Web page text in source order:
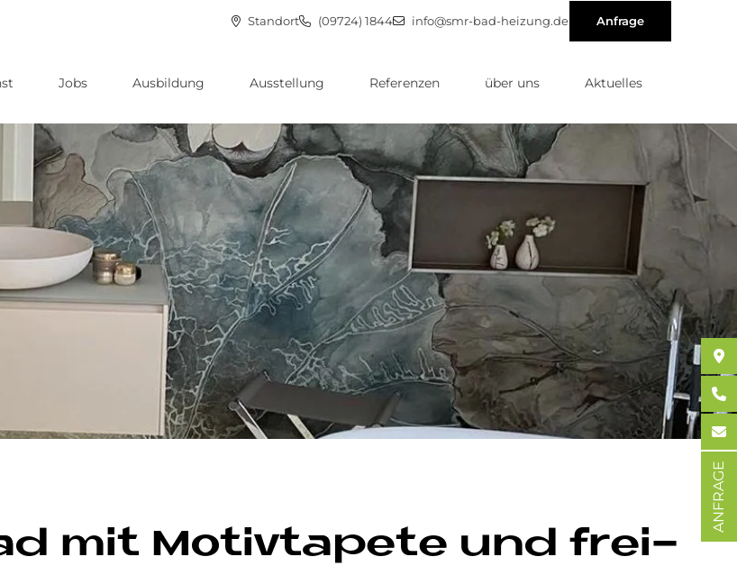
Standort (09724) 1844 info@smr-bad-heizung.de Anfrage
Jobs Ausbildung Ausstellung Referenzen über uns Aktuelles
mit Mo­tiv­ta­pe­te und frei­
ANFRAGE